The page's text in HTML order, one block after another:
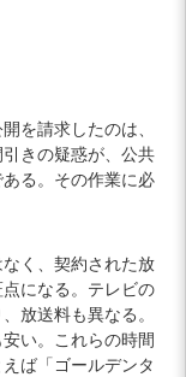
を請求したのは、
きの疑惑が、公共
る。その作業に必
く、契約された放
になる。テレビの
放送料も異なる。
い。これらの時間
ば「ゴールデンタ